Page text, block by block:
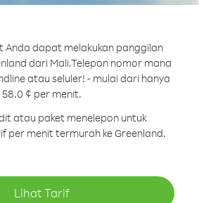
Anda dapat melakukan panggilan
dari Mali.Telepon nomor mana
atau seluler! - mulai dari hanya
58.0 ¢ per menit.
atau paket menelepon untuk
per menit termurah ke Greenland.
Lihat Tarif